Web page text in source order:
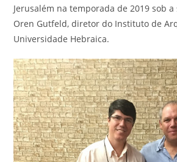
Jerusalém na temporada de 2019 sob
Oren Gutfeld, diretor do Instituto de
Universidade Hebraica.